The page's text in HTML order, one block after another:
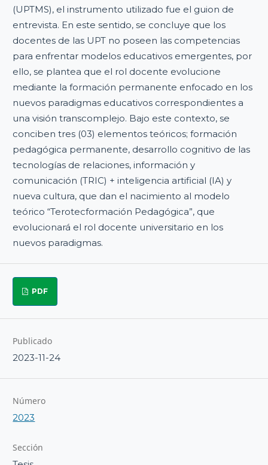
(UPTMS), el instrumento utilizado fue el guion de
entrevista. En este sentido, se concluye que los
docentes de las UPT no poseen las competencias
para enfrentar modelos educativos emergentes, por
ello, se plantea que el rol docente evolucione
mediante la formación permanente enfocado en los
nuevos paradigmas educativos correspondientes a
una visión transcomplejo. Bajo este contexto, se
conciben tres (03) elementos teóricos; formación
pedagógica permanente, desarrollo cognitivo de las
tecnologías de relaciones, información y
comunicación (TRIC) + inteligencia artificial (IA) y
nueva cultura, que dan el nacimiento al modelo
teórico “Terotecformación Pedagógica”, que
evolucionará el rol docente universitario en los
nuevos paradigmas.
PDF
Publicado
2023-11-24
Número
2023
Sección